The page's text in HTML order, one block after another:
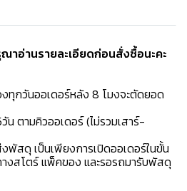
อ่านรายละเอียดก่อนสั่งซื้อนะคะ️
กวันออเดอร์หลัง 8 โมงจะตัดยอด
น ตามคิวออเดอร์ (ไม่รวมเสาร์-
พัสดุ เป็นเพียงการเปิดออเดอร์ในขั้น
งสโตร์ แพ็คของ และรอรถมารับพัสดุ